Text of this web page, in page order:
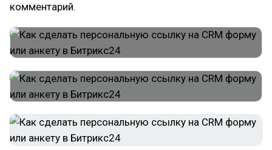
комментарий.